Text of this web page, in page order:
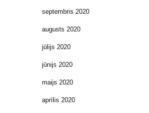
septembris 2020
augusts 2020
jūlijs 2020
jūnijs 2020
maijs 2020
aprīlis 2020